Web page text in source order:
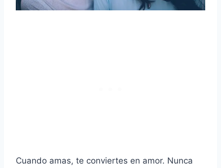
Cuando amas, te conviertes en amor. Nunca